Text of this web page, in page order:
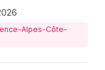
Alpes-Côte-